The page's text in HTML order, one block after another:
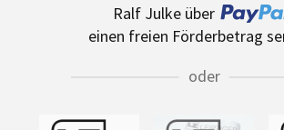
Ralf Julke über
einen freien Förderbetrag
oder